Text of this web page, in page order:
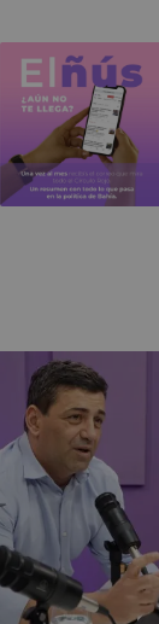
gobierno de
así como
al ruedo